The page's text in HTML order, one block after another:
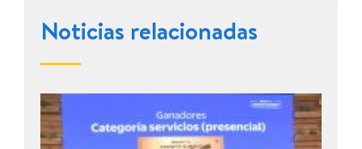
Noticias relacionadas